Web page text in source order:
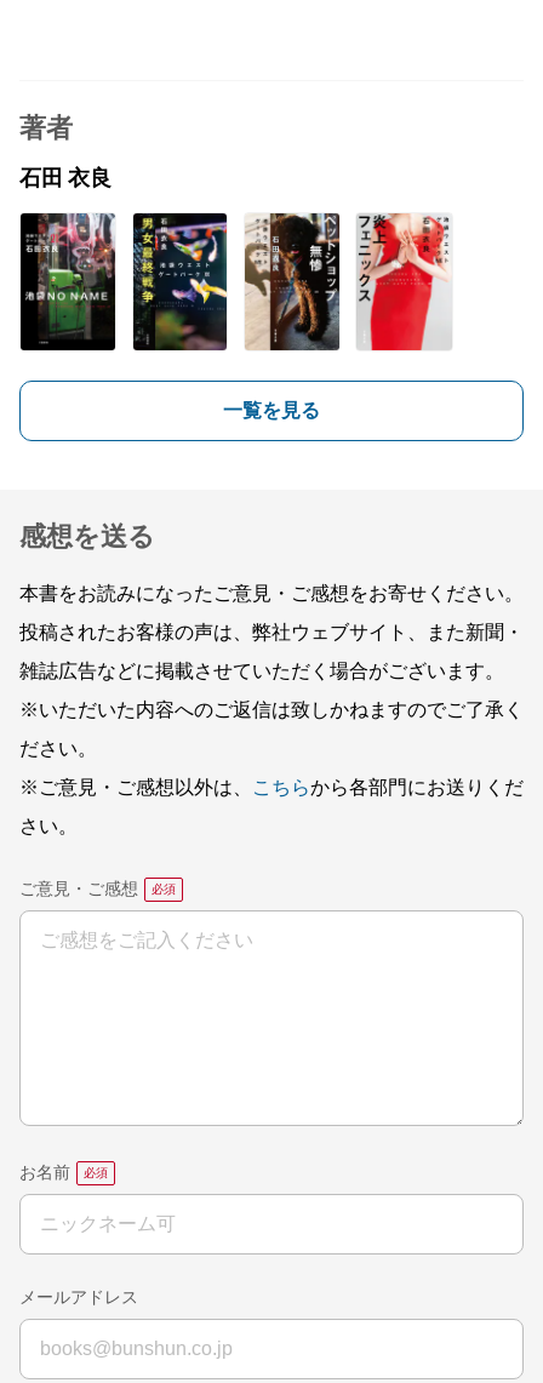
著者
石田 衣良
一覧を見る
感想を送る
本書をお読みになったご意見・ご感想をお寄せください。
投稿されたお客様の声は、弊社ウェブサイト、また新聞・
雑誌広告などに掲載させていただく場合がございます。
※いただいた内容へのご返信は致しかねますのでご了承く
ださい。
※ご意見・ご感想以外は、
こちらから各部門にお送りくだ
さい。
ご意見・ご感想
お名前
メールアドレス